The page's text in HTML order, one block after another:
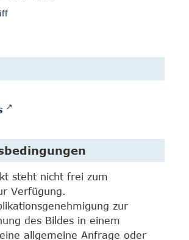
steht nicht frei zum
Verfügung.
zur
des Bildes in einem
allgemeine Anfrage oder